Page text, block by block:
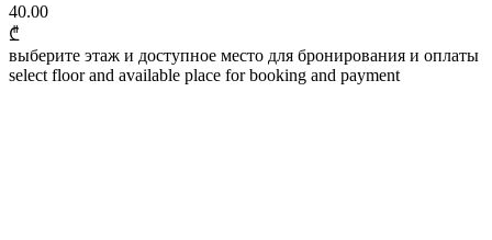
40.00
₾
выберите этаж и доступное место для бронирования и оплаты
select floor and available place for booking and payment